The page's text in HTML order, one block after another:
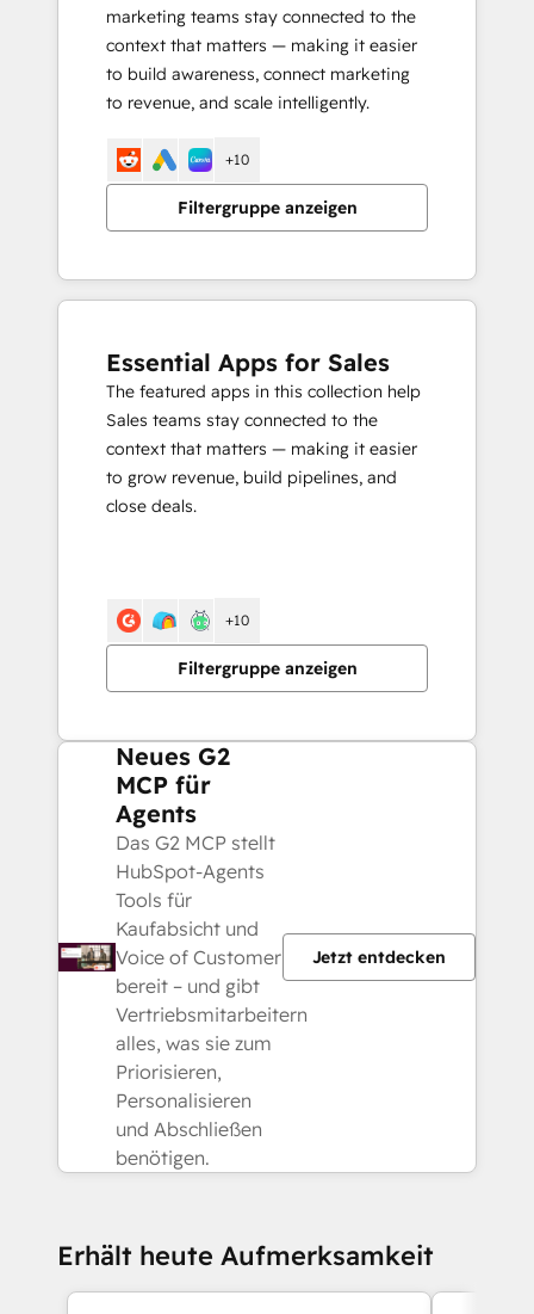
marketing teams stay connected to the
context that matters — making it easier
to build awareness, connect marketing
to revenue, and scale intelligently.
Filtergruppe anzeigen
+10
Essential Apps for Sales
The featured apps in this collection help
Sales teams stay connected to the
context that matters — making it easier
to grow revenue, build pipelines, and
close deals.
Filtergruppe anzeigen
+10
Neues G2
MCP für
Agents
Das G2 MCP stellt
HubSpot-Agents
Tools für
Kaufabsicht und
Voice of Customer
bereit – und gibt
Vertriebsmitarbeitern
alles, was sie zum
Priorisieren,
Personalisieren
und Abschließen
benötigen.
Jetzt entdecken
Erhält heute Aufmerksamkeit